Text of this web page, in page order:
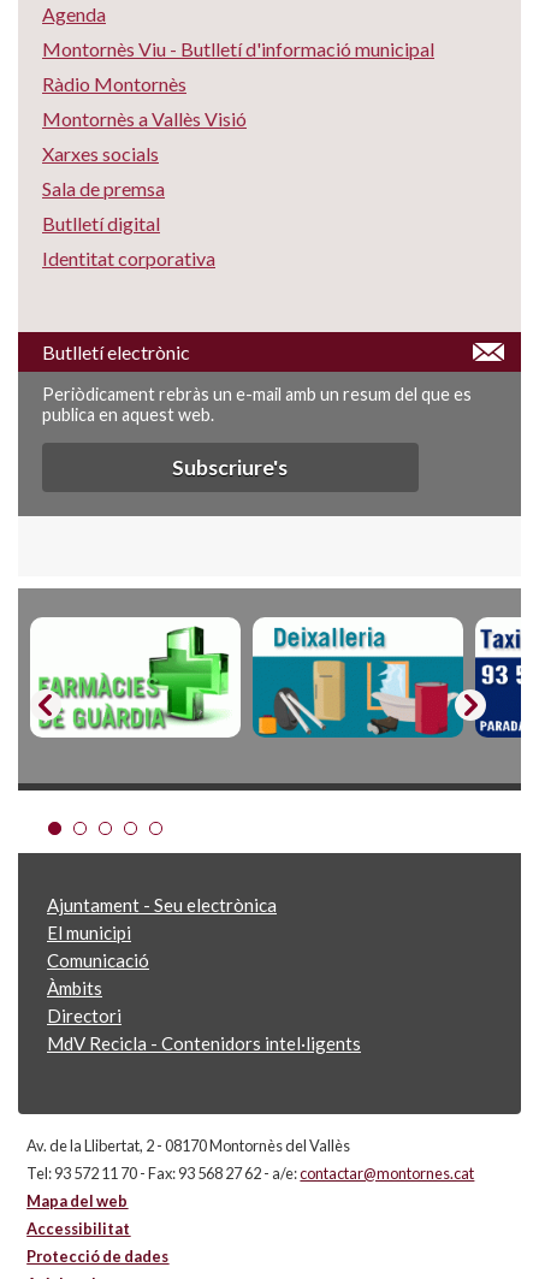
Agenda
Montornès Viu - Butlletí d'informació municipal
Ràdio Montornès
Montornès a Vallès Visió
Xarxes socials
Sala de premsa
Butlletí digital
Identitat corporativa
Butlletí electrònic
Periòdicament rebràs un e-mail amb un resum del que es
publica en aquest web.
Subscriure's
Ajuntament - Seu electrònica
El municipi
Comunicació
Àmbits
Directori
MdV Recicla - Contenidors intel·ligents
Av. de la Llibertat, 2 - 08170 Montornès del Vallès
Tel: 93 572 11 70 - Fax: 93 568 27 62 - a/e:contactar@montornes.cat
Mapa del web
Accessibilitat
Protecció de dades